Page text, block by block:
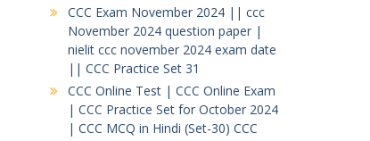
CCC Exam November 2024 || ccc
November 2024 question paper |
nielit ccc november 2024 exam date
|| CCC Practice Set 31
CCC Online Test | CCC Online Exam
| CCC Practice Set for October 2024
| CCC MCQ in Hindi (Set-30) CCC